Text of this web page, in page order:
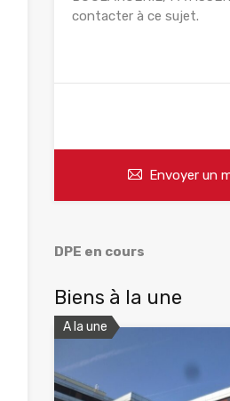
Envoyer un
DPE en cours
Biens à la une
A la une